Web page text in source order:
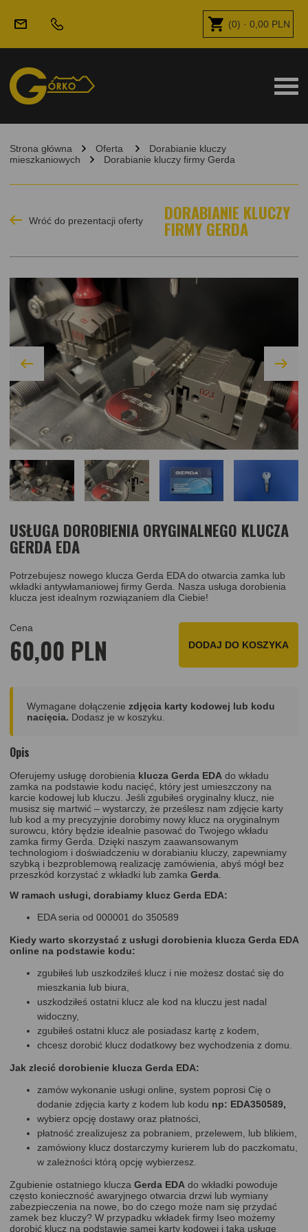
(0) · 0,00 PLN
Strona główna Oferta
Dorabianie kluczy
mieszkaniowych
Dorabianie kluczy firmy Gerda
Wróć do prezentacji oferty DORABIANIE KLUCZY
FIRMY GERDA
USŁUGA DOROBIENIA ORYGINALNEGO KLUCZA
GERDA EDA
Potrzebujesz nowego klucza Gerda EDA do otwarcia zamka lub
wkładki antywłamaniowej firmy Gerda. Nasza usługa dorobienia
klucza jest idealnym rozwiązaniem dla Ciebie!
Cena
60,00 PLN DODAJ DO KOSZYKA
Wymagane dołączenie zdjęcia karty kodowej lub kodu
nacięcia. Dodasz je w koszyku.
Opis
Oferujemy usługę dorobienia klucza Gerda EDA do wkładu
zamka na podstawie kodu nacięć, który jest umieszczony na
karcie kodowej lub kluczu. Jeśli zgubiłeś oryginalny klucz, nie
musisz się martwić – wystarczy, że prześlesz nam zdjęcie karty
lub kod a my precyzyjnie dorobimy nowy klucz na oryginalnym
surowcu, który będzie idealnie pasować do Twojego wkładu
zamka firmy Gerda. Dzięki naszym zaawansowanym
technologiom i doświadczeniu w dorabianiu kluczy, zapewniamy
szybką i bezproblemową realizację zamówienia, abyś mógł bez
przeszkód korzystać z wkładki lub zamka Gerda.
W ramach usługi, dorabiamy klucz Gerda EDA:
EDA seria od 000001 do 350589
Kiedy warto skorzystać z usługi dorobienia klucza Gerda EDA
online na podstawie kodu:
zgubiłeś lub uszkodziłeś klucz i nie możesz dostać się do
mieszkania lub biura,
uszkodziłeś ostatni klucz ale kod na kluczu jest nadal
widoczny,
zgubiłeś ostatni klucz ale posiadasz kartę z kodem,
chcesz dorobić klucz dodatkowy bez wychodzenia z domu.
Jak zlecić dorobienie klucza Gerda EDA:
zamów wykonanie usługi online, system poprosi Cię o
dodanie zdjęcia karty z kodem lub kodu np: EDA350589,
wybierz opcję dostawy oraz płatności,
płatność zrealizujesz za pobraniem, przelewem, lub blikiem,
zamówiony klucz dostarczymy kurierem lub do paczkomatu,
w zależności którą opcję wybierzesz.
Zgubienie ostatniego klucza Gerda EDA do wkładki powoduje
często konieczność awaryjnego otwarcia drzwi lub wymiany
zabezpieczenia na nowe, bo do czego może nam się przydać
zamek bez kluczy? W przypadku wkładek firmy Iseo możemy
dorobić klucz na podstawie samej karty kodowej i taką usługę